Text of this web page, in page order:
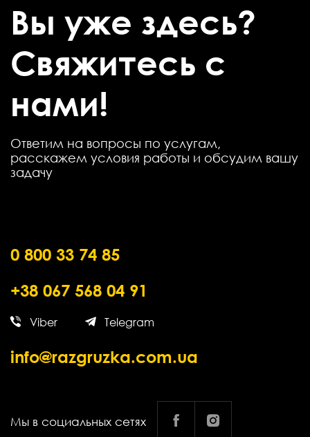
Вы уже здесь?
Свяжитесь с
нами!
Ответим на вопросы по услугам,
расскажем условия работы и обсудим вашу
задачу
0 800 33 74 85
+38 067 568 04 91
Viber Telegram
info@razgruzka.com.ua
Мы в социальных сетях